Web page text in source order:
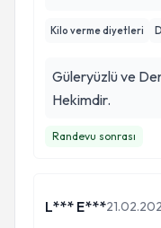
Kilo verme diyetleri
Güleryüzlü ve
Hekimdir.
Randevu sonrası
L*** E***